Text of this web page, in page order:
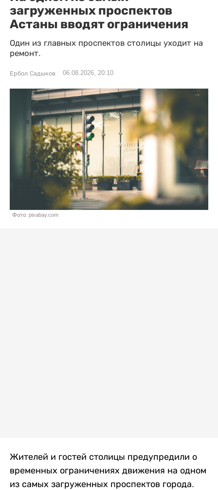
загруженных проспектов
Астаны вводят ограничения
Один из главных проспектов столицы уходит на
ремонт.
Ербол Садыков 06.08.2026, 20:10
Фото: pixabay.com
Жителей и гостей столицы предупредили о
временных ограничениях движения на одном
из самых загруженных проспектов города.